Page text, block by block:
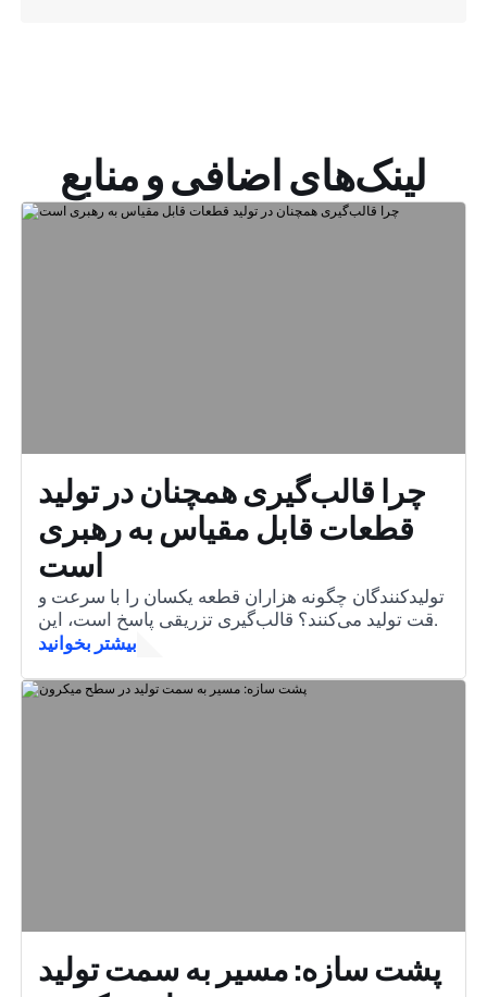
لینک‌های اضافی و منابع
چرا قالب‌گیری همچنان در تولید
قطعات قابل مقیاس به رهبری
است
تولیدکنندگان چگونه هزاران قطعه یکسان را با سرعت و
دقت تولید می‌کنند؟ قالب‌گیری تزریقی پاسخ است، این
روش ضروری مواد مذاب را به اجزای پیچیده و با کیفیت
بیشتر بخوانید
پشت سازه: مسیر به سمت تولید